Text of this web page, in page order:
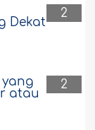
2
Dekat
2
atau